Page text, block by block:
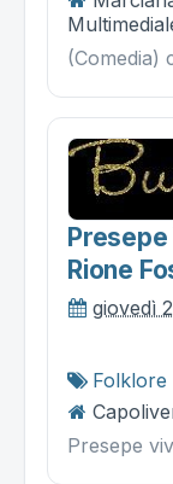
(Comedia)
Rione
giovedì
Folklore
Presepe